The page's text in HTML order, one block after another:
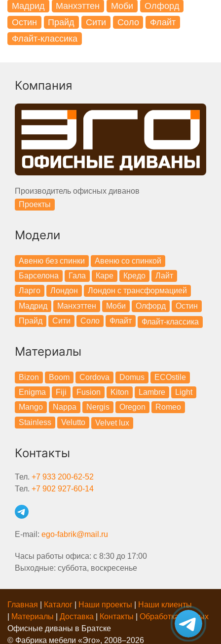
Мадрид
Манхэттен Моби
Олфорд
Остин
Прайд Сити Соло
Флайт
Флайт-классика
Компания
Производитель офисных диванов
Проекты
Модели
Авеню без спинки
Авеню со спинкой
Барселона
Гала Каре Кредо
Лайт
Ларго
Лондон
Лондон с трансформацией
Мадрид
Манхэттен Моби Олфорд
Остин
Прайд
Сити Соло Флайт Флайт-классика
Материалы
Bizon Boom Cordova Domus
ECOstile
Enigma
Fiji Fusion Kiton Lambre
Light
Mango
Nappa Nergis Oregon
Romeo
Stainless
Velutto Velvet lux
Контакты
Тел. +7 933 200-62-52
Тел. +7 902 927-60-14
E-mail: ego-fabrik@mail.ru
Часы работы офиса: с 8:30 до 17:00
Выходные: суббота, воскресенье
Главная Каталог Наши проекты
Наши клиенты
Материалы Доставка Контакты
Обработка данных
Офисные диваны в Братске
© Фабрика мебели «Эго», 2008–2026